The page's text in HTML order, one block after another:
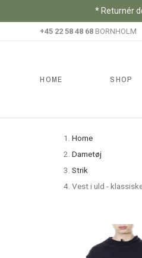
* Returnér
+45 22 58 48 68 BORNHOLM
HOME SHOP
Home
Dametøj
Strik
Vest i uld -